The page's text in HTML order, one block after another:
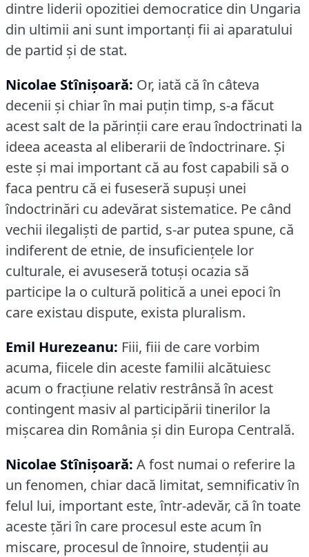
dintre liderii opozitiei democratice din Ungaria
din ultimii ani sunt importanţi fii ai aparatului
de partid şi de stat.
Nicolae Stînişoară: Or, iată că în câteva
decenii şi chiar în mai puţin timp, s-a făcut
acest salt de la părinţii care erau îndoctrinati la
ideea aceasta al eliberarii de îndoctrinare. Și
este şi mai important că au fost capabili să o
faca pentru că ei fuseseră supuşi unei
îndoctrinări cu adevărat sistematice. Pe când
vechii ilegalişti de partid, s-ar putea spune, că
indiferent de etnie, de insuficienţele lor
culturale, ei avuseseră totuşi ocazia să
participe la o cultură politică a unei epoci în
care existau dispute, exista pluralism.
Emil Hurezeanu: Fiii, fiii de care vorbim
acuma, fiicele din aceste familii alcătuiesc
acum o fracţiune relativ restrânsă în acest
contingent masiv al participării tinerilor la
mişcarea din România şi din Europa Centrală.
Nicolae Stînişoară: A fost numai o referire la
un fenomen, chiar dacă limitat, semnificativ în
felul lui, important este, într-adevăr, că în toate
aceste ţări în care procesul este acum în
miscare, procesul de înnoire, studenţii au